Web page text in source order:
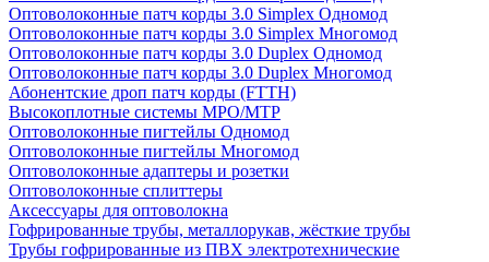
Оптоволоконные патч корды 3.0 Simplex Одномод
Оптоволоконные патч корды 3.0 Simplex Многомод
Оптоволоконные патч корды 3.0 Duplex Одномод
Оптоволоконные патч корды 3.0 Duplex Многомод
Абонентские дроп патч корды (FTTH)
Высокоплотные системы MPO/MTP
Оптоволоконные пигтейлы Одномод
Оптоволоконные пигтейлы Многомод
Оптоволоконные адаптеры и розетки
Оптоволоконные сплиттеры
Аксессуары для оптоволокна
Гофрированные трубы, металлорукав, жёсткие трубы
Трубы гофрированные из ПВХ электротехнические